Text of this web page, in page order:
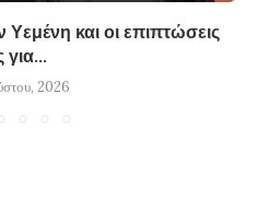
και οι επιπτώσεις
για...
2026